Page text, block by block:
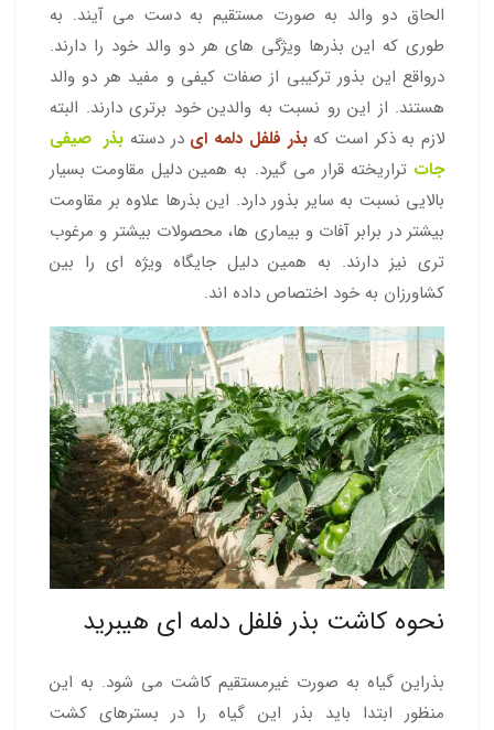
الحاق دو والد به صورت مستقیم به دست می آیند. به
طوری که این بذرها ویژگی های هر دو والد خود را دارند.
درواقع این بذور ترکیبی از صفات کیفی و مفید هر دو والد
هستند. از این رو نسبت به والدین خود برتری دارند. البته
لازم به ذکر است کهبذر فلفل دلمه ای در دسته بذر صیفی
جات تراریخته قرار می گیرد. به همین دلیل مقاومت بسیار
بالایی نسبت به سایر بذور دارد. این بذرها علاوه بر مقاومت
بیشتر در برابر آفات و بیماری ها، محصولات بیشتر و مرغوب
تری نیز دارند. به همین دلیل جایگاه ویژه ای را بین
کشاورزان به خود اختصاص داده اند.
نحوه کاشت بذر فلفل دلمه ای هیبرید
بذراین گیاه به صورت غیرمستقیم کاشت می شود. به این
منظور ابتدا باید بذر این گیاه را در بسترهای کشت